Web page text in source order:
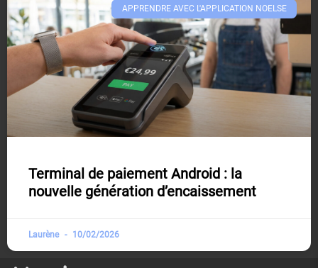
APPRENDRE AVEC L'APPLICATION NOELSE​
Terminal de paiement Android : la
nouvelle génération d’encaissement
Laurène 10/02/2026